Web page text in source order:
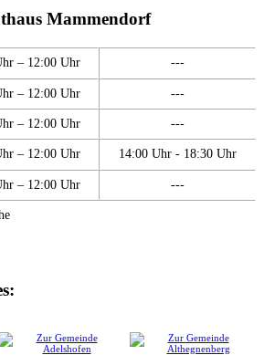
Mammendorf
– 12:00 Uhr ---
– 12:00 Uhr ---
– 12:00 Uhr ---
– 12:00 Uhr 14:00 Uhr - 18:30 Uhr
– 12:00 Uhr ---